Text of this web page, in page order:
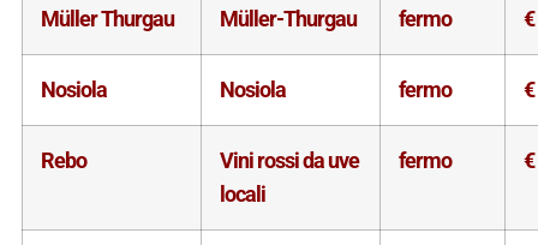
Müller Thurgau Müller-Thurgau fermo €
Nosiola Nosiola fermo €
Rebo
Vini rossi da uve
locali
fermo €